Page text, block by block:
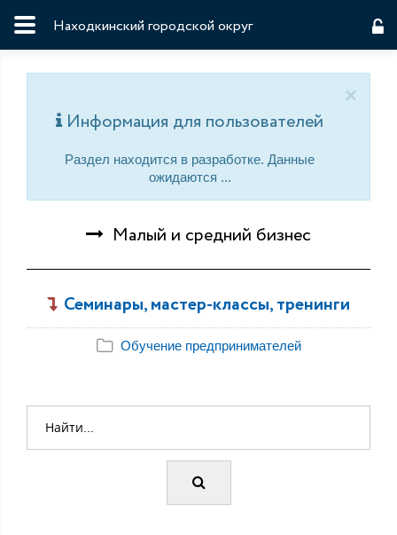
Находкинский городской округ
×
Информация для пользователей
Раздел находится в разработке. Данные
ожидаются ...
Малый и средний бизнес
Семинары, мастер-классы, тренинги
Обучение предпринимателей